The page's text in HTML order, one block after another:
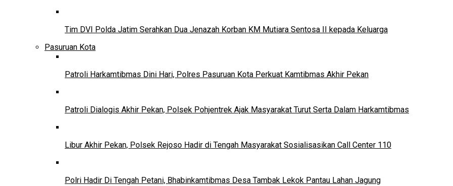
Tim DVI Polda Jatim Serahkan Dua Jenazah Korban KM Mutiara Sentosa II kepada Keluarga
Pasuruan Kota
Patroli Harkamtibmas Dini Hari, Polres Pasuruan Kota Perkuat Kamtibmas Akhir Pekan
Patroli Dialogis Akhir Pekan, Polsek Pohjentrek Ajak Masyarakat Turut Serta Dalam Harkamtibmas
Libur Akhir Pekan, Polsek Rejoso Hadir di Tengah Masyarakat Sosialisasikan Call Center 110
Polri Hadir Di Tengah Petani, Bhabinkamtibmas Desa Tambak Lekok Pantau Lahan Jagung